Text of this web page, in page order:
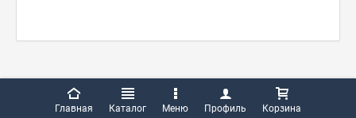
Главная Каталог Меню Профиль Корзина